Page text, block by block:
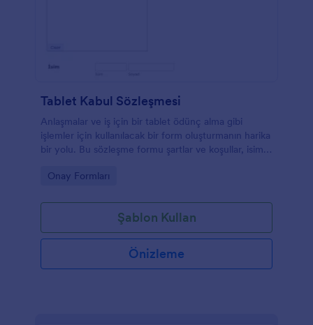
Tablet Kabul Sözleşmesi
Anlaşmalar ve iş için bir tablet ödünç alma gibi
işlemler için kullanılacak bir form oluşturmanın harika
bir yolu. Bu sözleşme formu şartlar ve koşullar, isim
imzalayabilir, böylece şart ve koşullarınızı kabul
Go to Category:
Onay Formları
Şablon Kullan
Önizleme